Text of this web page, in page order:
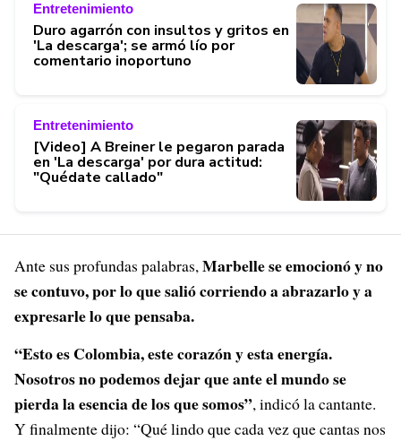
Entretenimiento
Duro agarrón con insultos y gritos en
'La descarga'; se armó lío por
comentario inoportuno
Entretenimiento
[Video] A Breiner le pegaron parada
en 'La descarga' por dura actitud:
"Quédate callado"
Ante sus profundas palabras, Marbelle se emocionó y no
se contuvo, por lo que salió corriendo a abrazarlo y a
expresarle lo que pensaba.
“Esto es Colombia, este corazón y esta energía.
Nosotros no podemos dejar que ante el mundo se
pierda la esencia de los que somos”, indicó la cantante.
Y finalmente dijo: “Qué lindo que cada vez que cantas nos